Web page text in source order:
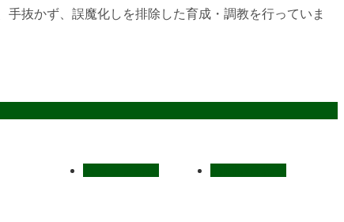
抜かず、誤魔化しを排除した育成・調教を行っていま